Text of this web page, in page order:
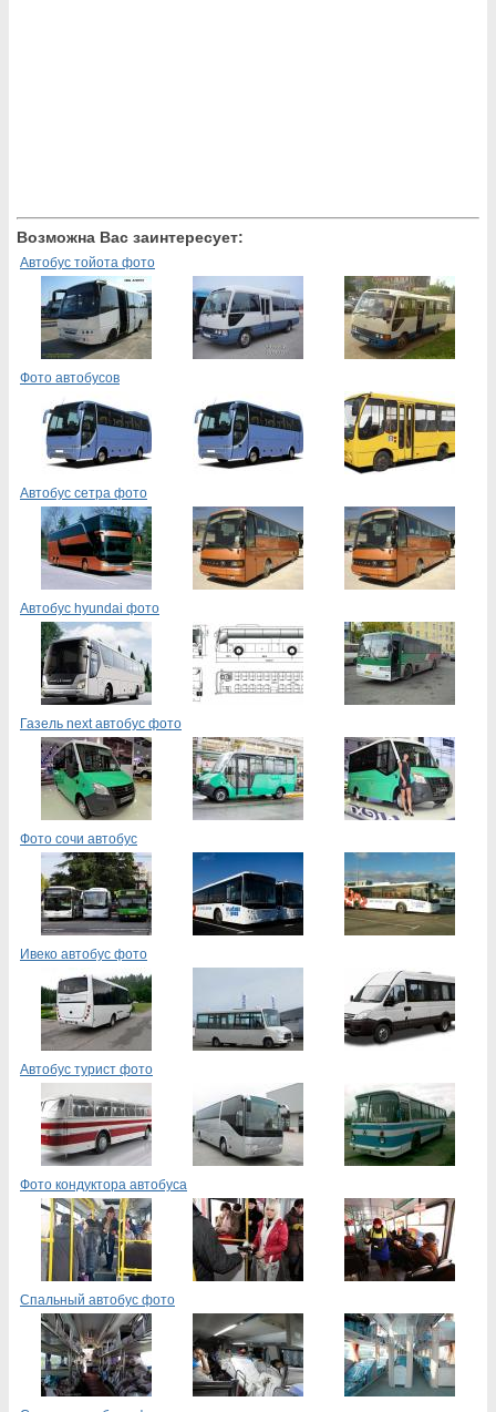
Возможна Вас заинтересует:
Автобус тойота фото
Фото автобусов
Автобус сетра фото
Автобус hyundai фото
Газель next автобус фото
Фото сочи автобус
Ивеко автобус фото
Автобус турист фото
Фото кондуктора автобуса
Спальный автобус фото